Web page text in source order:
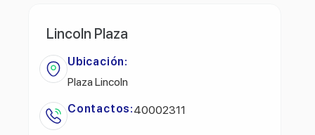
Lincoln Plaza
Ubicación:
Plaza Lincoln
Contactos:40002311